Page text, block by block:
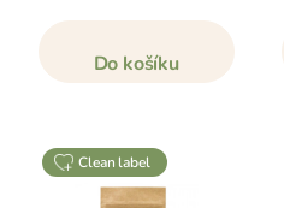
Do košíku
clean label